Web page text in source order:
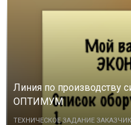
Линия по производству
ОПТИМУМ
ТЕХНИЧЕСКОЕ ЗАДАНИЕ